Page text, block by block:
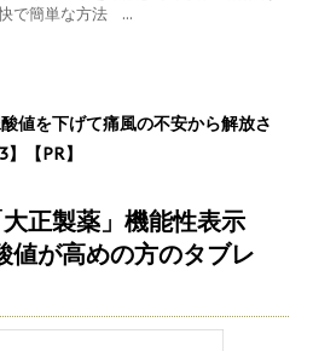
で簡単な方法 ...
値を下げて痛風の不安から解放さ
【PR】
大正製薬」機能性表示
値が高めの方のタブレ